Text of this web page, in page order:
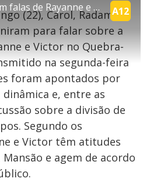
bloqueado
está tentando assisitr é de exibição
território brasileiro :-(
Casais discutem falas de Rayanne e Victor durante o Quebra-Power | Power Couple A12
(22), Carol, Radamés,
para falar sobre a
e Victor no Quebra-
na segunda-feira
foram apontados por
e, entre as
sobre a divisão de
Segundo os
e Victor têm atitudes
e agem de acordo